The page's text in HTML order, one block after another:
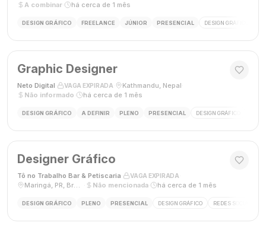
A combinar
há cerca de 1 mês
DESIGN GRÁFICO FREELANCE JÚNIOR PRESENCIAL DESIGN GRÁFICO
Graphic Designer
Neto Digital VAGA EXPIRADA Kathmandu, Nepal
Não informado
há cerca de 1 mês
DESIGN GRÁFICO A DEFINIR PLENO PRESENCIAL DESIGN GRÁFICO
Designer Gráfico
Tô no Trabalho Bar & Petiscaria VAGA EXPIRADA
Maringá, PR, Brasil
Não mencionada há cerca de 1 mês
DESIGN GRÁFICO PLENO PRESENCIAL DESIGN GRÁFICO REDES SOCIAIS